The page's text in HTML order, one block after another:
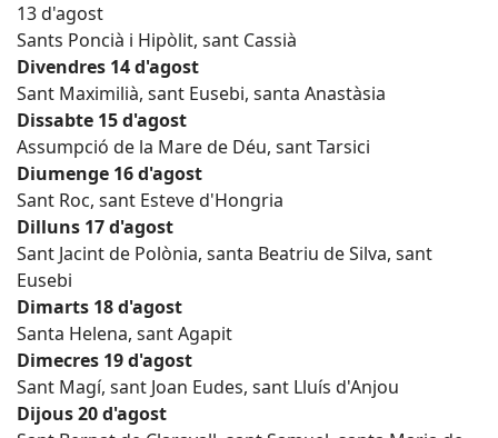
13 d'agost
Sants Poncià i Hipòlit, sant Cassià
Divendres 14 d'agost
Sant Maximilià, sant Eusebi, santa Anastàsia
Dissabte 15 d'agost
Assumpció de la Mare de Déu, sant Tarsici
Diumenge 16 d'agost
Sant Roc, sant Esteve d'Hongria
Dilluns 17 d'agost
Sant Jacint de Polònia, santa Beatriu de Silva, sant
Eusebi
Dimarts 18 d'agost
Santa Helena, sant Agapit
Dimecres 19 d'agost
Sant Magí, sant Joan Eudes, sant Lluís d'Anjou
Dijous 20 d'agost